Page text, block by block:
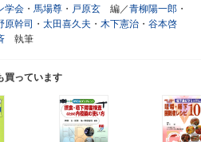
学会 ・ 馬場尊 ・ 戸原玄 編／青柳陽一郎 ・
原幹司 ・ 太田喜久夫 ・ 木下憲治 ・ 谷本啓
執筆
買っています